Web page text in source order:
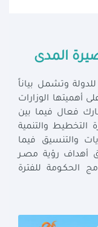
المدى
وتشمل بياناً
أهميتها الوزارات
فعال فيما بين
التخطيط والتنمية
والتنسيق فيما
أهداف رؤية مصـر
الحكـومة للفترة